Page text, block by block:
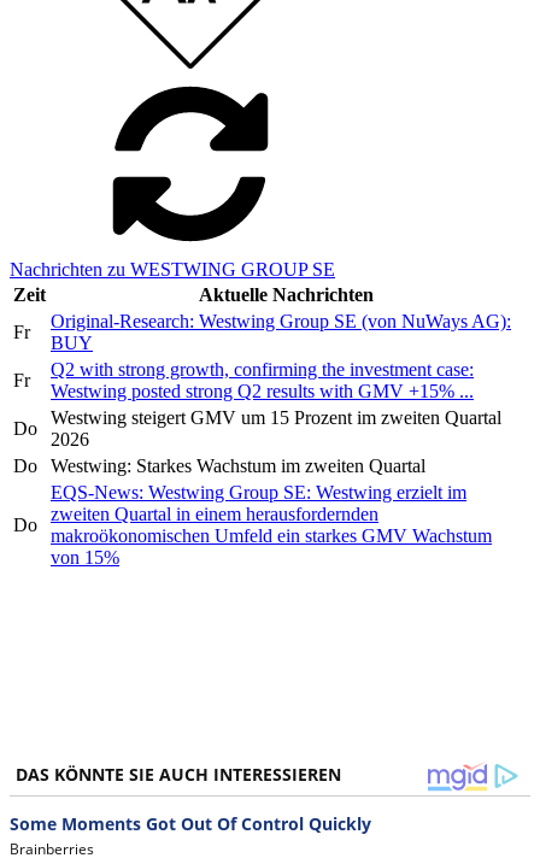
Nachrichten zu WESTWING GROUP SE
Zeit
Aktuelle Nachrichten
Fr
Original-Research: Westwing Group SE (von NuWays AG):
BUY
Fr
Q2 with strong growth, confirming the investment case:
Westwing posted strong Q2 results with GMV +15% ...
Do
Westwing steigert GMV um 15 Prozent im zweiten Quartal
2026
Do
Westwing: Starkes Wachstum im zweiten Quartal
Do
EQS-News: Westwing Group SE: Westwing erzielt im
zweiten Quartal in einem herausfordernden
makroökonomischen Umfeld ein starkes GMV Wachstum
von 15%